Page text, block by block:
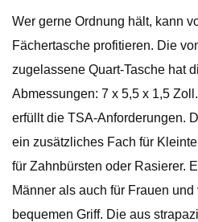
Wer gerne Ordnung hält, kann
Fächertasche profitieren. Die
zugelassene Quart-Tasche hat
Abmessungen: 7 x 5,5 x 1,5
erfüllt die TSA-Anforderungen.
ein zusätzliches Fach für
für Zahnbürsten oder Rasierer.
Männer als auch für Frauen
bequemen Griff. Die aus